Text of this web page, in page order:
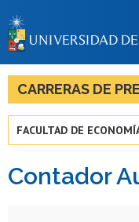
CARRERAS DE
FACULTAD DE
Contador